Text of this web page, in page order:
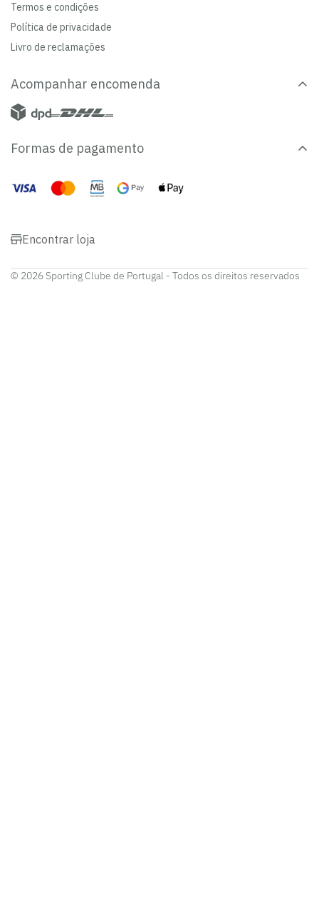
Termos e condições
Política de privacidade
Livro de reclamações
Acompanhar encomenda
Formas de pagamento
Encontrar loja
© 2026 Sporting Clube de Portugal - Todos os direitos reservados